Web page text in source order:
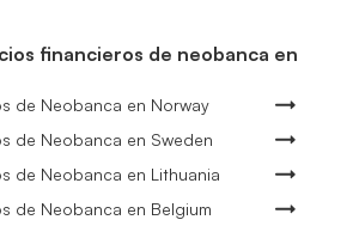
financieros de neobanca en
de Neobanca en Norway
de Neobanca en Sweden
de Neobanca en Lithuania
de Neobanca en Belgium